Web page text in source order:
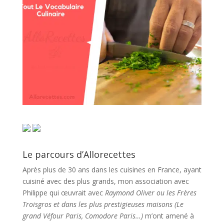
Le parcours d’Allorecettes
Après plus de 30 ans dans les cuisines en France, ayant
cuisiné avec des plus grands, mon association avec
Philippe qui œuvrait avec Raymond Oliver ou les Frères
Troisgros et dans les plus prestigieuses maisons (Le
grand Véfour Paris, Comodore Paris…)m’ont amené à